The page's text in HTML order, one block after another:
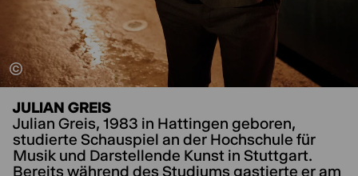
JULIAN GREIS
Julian Greis, 1983 in Hattingen geboren,
studierte Schauspiel an der Hochschule für
Musik und Darstellende Kunst in Stuttgart.
Bereits während des Studiums gastierte er am